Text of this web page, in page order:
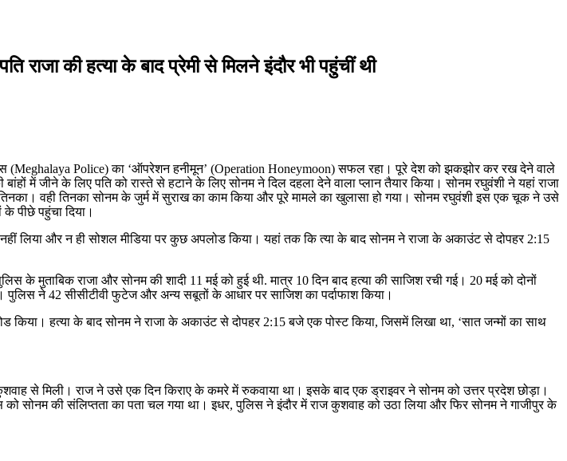
की हत्या के बाद प्रेमी से मिलने इंदौर भी पहुंचीं थी
(Meghalaya Police) का ‘ऑपरेशन हनीमून’ (Operation Honeymoon) सफल रहा। पूरे देश को झकझोर कर रख देने वाले
में जीने के लिए पति को रास्ते से हटाने के लिए सोनम ने दिल दहला देने वाला प्लान तैयार किया। सोनम रघुवंशी ने यहां राजा
वही तिनका सोनम के जुर्म में सुराख का काम किया और पूरे मामले का खुलासा हो गया। सोनम रघुवंशी इस एक चूक ने उसे
पीछे पहुंचा दिया।
लिया और न ही सोशल मीडिया पर कुछ अपलोड किया। यहां तक कि त्या के बाद सोनम ने राजा के अकाउंट से दोपहर 2:15
राजा और सोनम की शादी 11 मई को हुई थी. मात्र 10 दिन बाद हत्या की साजिश रची गई। 20 मई को दोनों
पुलिस ने 42 सीसीटीवी फुटेज और अन्य सबूतों के आधार पर साजिश का पर्दाफाश किया।
हत्या के बाद सोनम ने राजा के अकाउंट से दोपहर 2:15 बजे एक पोस्ट किया, जिसमें लिखा था, ‘सात जन्मों का साथ
से मिली। राज ने उसे एक दिन किराए के कमरे में रुकवाया था। इसके बाद एक ड्राइवर ने सोनम को उत्तर प्रदेश छोड़ा।
सोनम की संलिप्तता का पता चल गया था। इधर, पुलिस ने इंदौर में राज कुशवाह को उठा लिया और फिर सोनम ने गाजीपुर के